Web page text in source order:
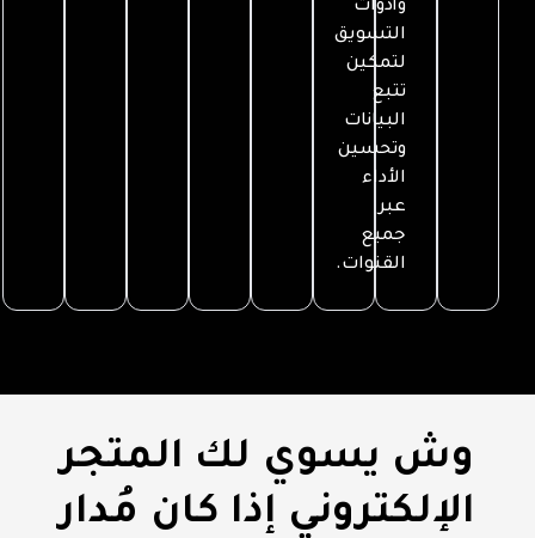
وأدوات
التسويق
لتمكين
تتبع
البيانات
وتحسين
الأداء
عبر
جميع
القنوات.
وش يسوي لك المتجر
الإلكتروني إذا كان مُدار